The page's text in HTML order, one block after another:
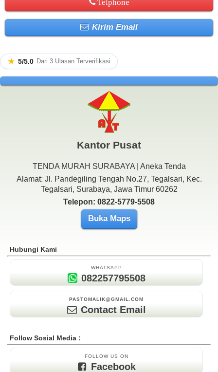
Telphone
Kirim Email
★ 5/5.0 Dari 3 Ulasan Terverifikasi
Kantor Pusat
TENDA MURAH SURABAYA | Aneka Tenda
Alamat: Jl. Pandegiling Tengah No.27, Tegalsari, Kec.
Tegalsari, Surabaya, Jawa Timur 60262
Telepon: 0822-5779-5508
Buka Maps
Hubungi Kami
WHATSAPP
082257795508
PASTOMALIK@GMAIL.COM
Contact Email
Follow Sosial Media :
FOLLOW US ON
Facebook